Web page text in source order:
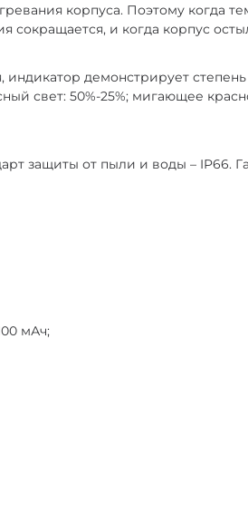
корпуса. Поэтому когда
и когда корпус
демонстрирует
свет: 50%-25%; мигающее
защиты от пыли и воды – IP66.
мАч;